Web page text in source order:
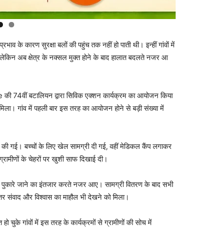
के कारण सुरक्षा बलों की पहुंच तक नहीं हो पाती थी। इन्हीं गांवों में
लेकिन अब क्षेत्र के नक्सल मुक्त होने के बाद हालात बदलते नजर आ
की 74वीं बटालियन द्वारा सिविक एक्शन कार्यक्रम का आयोजन किया
गांव में पहली बार इस तरह का आयोजन होने से बड़ी संख्या में
की गई। बच्चों के लिए खेल सामग्री दी गई, वहीं मेडिकल कैंप लगाकर
के चेहरों पर खुशी साफ दिखाई दी।
जाने का इंतजार करते नजर आए। सामग्री वितरण के बाद सभी
संवाद और विश्वास का माहौल भी देखने को मिला।
चुके गांवों में इस तरह के कार्यक्रमों से ग्रामीणों की सोच में